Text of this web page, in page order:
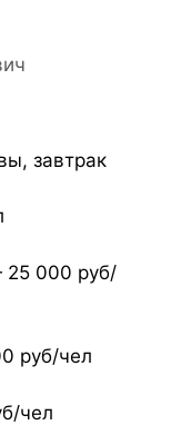
завтрак
25 000 руб/
руб/чел
чел